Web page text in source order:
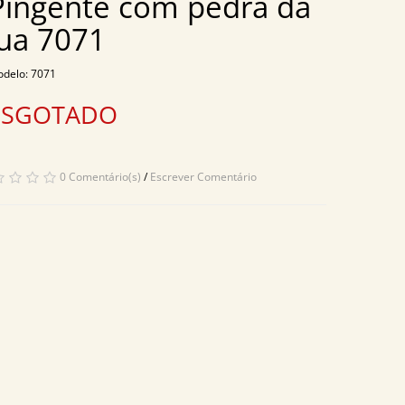
7071
7071
0 Comentário(s) /Escrever Comentário